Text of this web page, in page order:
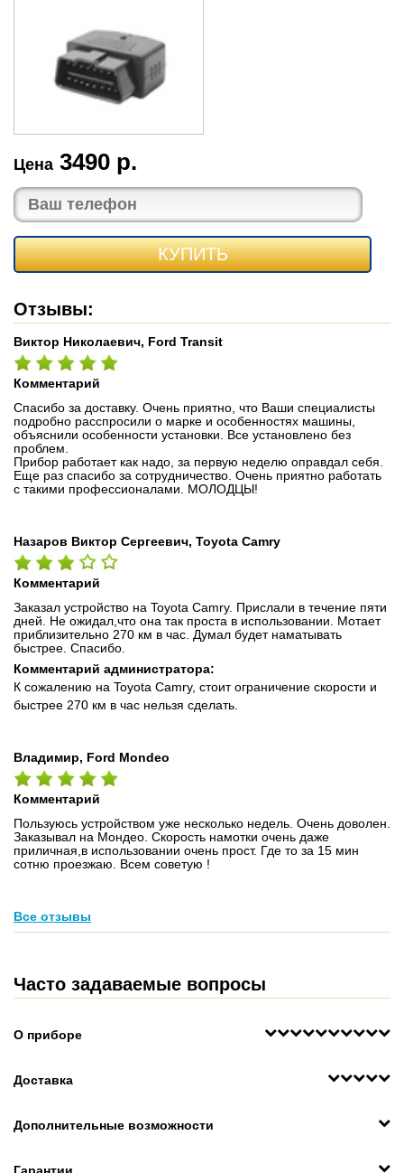
Цена 3490 р.
КУПИТЬ
Отзывы:
Виктор Николаевич, Ford Transit
Комментарий
Спасибо за доставку. Очень приятно, что Ваши специалисты
подробно расспросили о марке и особенностях машины,
объяснили особенности установки. Все установлено без
проблем.
Прибор работает как надо, за первую неделю оправдал себя.
Еще раз спасибо за сотрудничество. Очень приятно работать
с такими профессионалами. МОЛОДЦЫ!
Назаров Виктор Сергеевич, Toyota Camry
Комментарий
Заказал устройство на Toyota Camry. Прислали в течение пяти
дней. Не ожидал,что она так проста в использовании. Мотает
приблизительно 270 км в час. Думал будет наматывать
быстрее. Спасибо.
Комментарий администратора:
К сожалению на Toyota Camry, стоит ограничение скорости и
быстрее 270 км в час нельзя сделать.
Владимир, Ford Mondeo
Комментарий
Пользуюсь устройством уже несколько недель. Очень доволен.
Заказывал на Мондео. Скорость намотки очень даже
приличная,в использовании очень прост. Где то за 15 мин
сотню проезжаю. Всем советую !
Все отзывы
Часто задаваемые вопросы
О приборе
Доставка
Дополнительные возможности